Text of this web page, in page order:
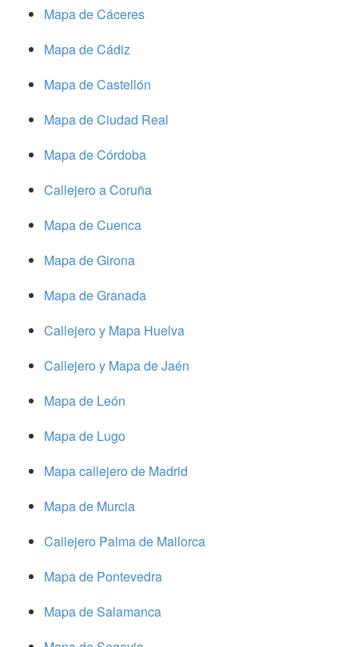
Mapa de Cáceres
Mapa de Cádiz
Mapa de Castellón
Mapa de Ciudad Real
Mapa de Córdoba
Callejero a Coruña
Mapa de Cuenca
Mapa de Girona
Mapa de Granada
Callejero y Mapa Huelva
Callejero y Mapa de Jaén
Mapa de León
Mapa de Lugo
Mapa callejero de Madrid
Mapa de Murcia
Callejero Palma de Mallorca
Mapa de Pontevedra
Mapa de Salamanca